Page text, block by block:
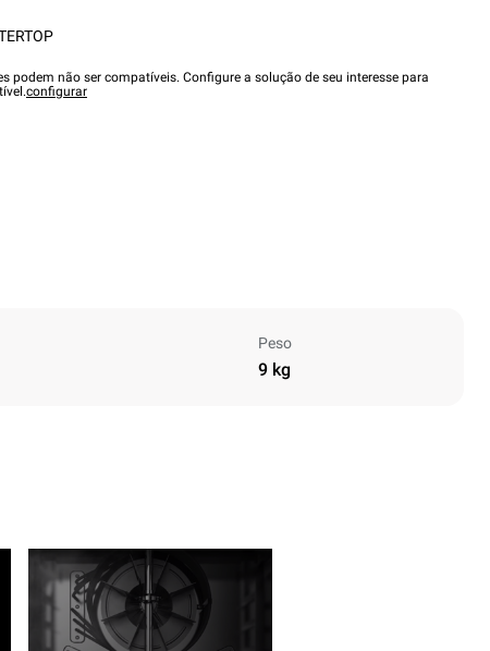
podem não ser compatíveis. Configure a solução de seu interesse para
configurar
Peso
9 kg